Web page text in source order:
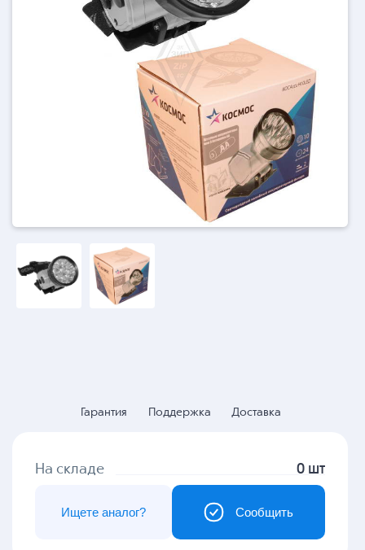
Гарантия Поддержка Доставка
На складе 0 шт
Сообщить
Ищете аналог?